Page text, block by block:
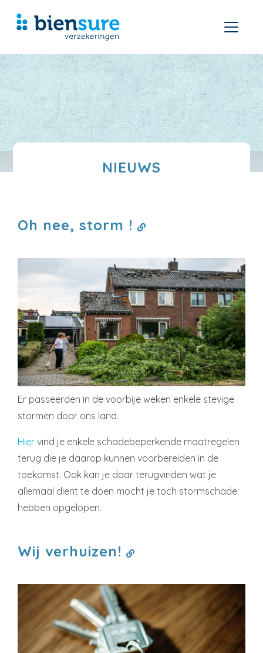
NIEUWS
Oh nee, storm !
Er passeerden in de voorbije weken enkele stevige
stormen door ons land.
Hier vind je enkele schadebeperkende maatregelen
terug die je daarop kunnen voorbereiden in de
toekomst. Ook kan je daar terugvinden wat je
allemaal dient te doen mocht je toch stormschade
hebben opgelopen.
Wij verhuizen!